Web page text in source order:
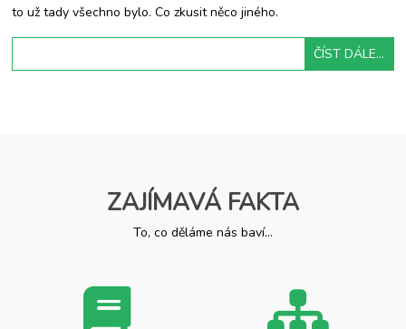
to už tady všechno bylo. Co zkusit něco jiného.
ČÍST DÁLE...
ZAJÍMAVÁ FAKTA
To, co děláme nás baví...